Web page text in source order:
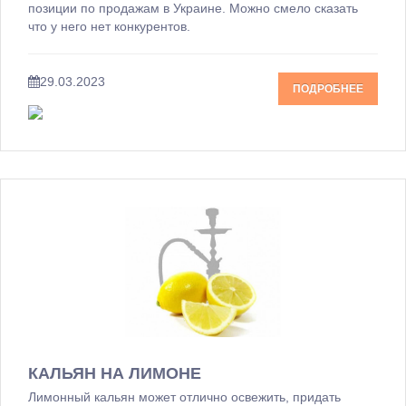
позиции по продажам в Украине. Можно смело сказать
что у него нет конкурентов.
29.03.2023 ПОДРОБНЕЕ
КАЛЬЯН НА ЛИМОНЕ
Лимонный кальян может отлично освежить, придать